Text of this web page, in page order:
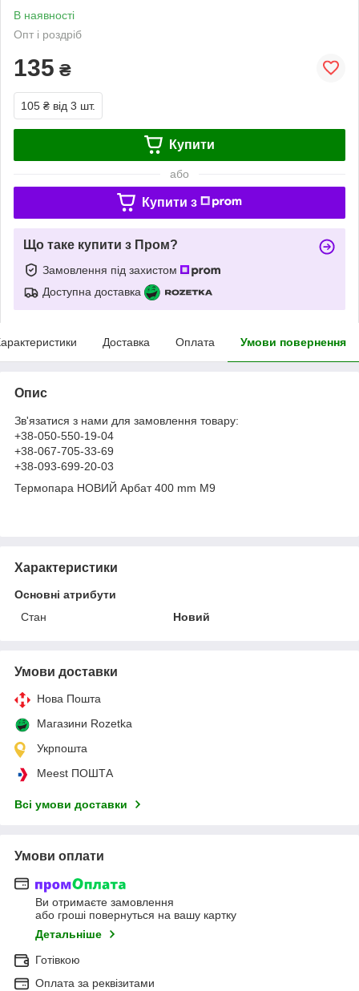
В наявності
Опт і роздріб
135 ₴
105 ₴ від 3 шт.
Купити
або
Купити з
Що таке купити з Пром?
Замовлення під захистом
Доступна доставка
Доставка Оплата Умови повернення
Опис
Зв'язатися з нами для замовлення товару:
+38-050-550-19-04
+38-067-705-33-69
+38-093-699-20-03
Термопара НОВИЙ Арбат 400 mm M9
Характеристики
Основні атрибути
Стан
Новий
Умови доставки
Нова Пошта
Магазини Rozetka
Укрпошта
Meest ПОШТА
Всі умови доставки
Умови оплати
Ви отримаєте замовлення
або гроші повернуться на вашу картку
Детальніше
Готівкою
Оплата за реквізитами